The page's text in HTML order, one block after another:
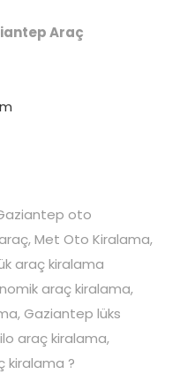
Araç
oto
Met Oto Kiralama,
araç kiralama
araç kiralama,
Gaziantep lüks
araç kiralama,
kiralama ?